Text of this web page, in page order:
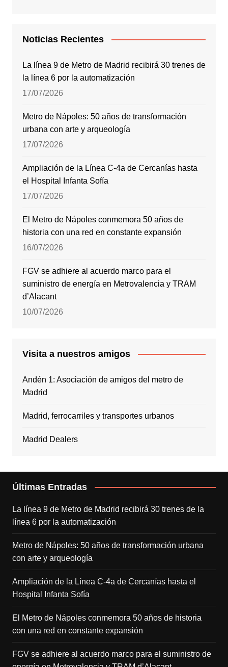
Noticias Recientes
La línea 9 de Metro de Madrid recibirá 30 trenes de
la línea 6 por la automatización
17/07/2026
Metro de Nápoles: 50 años de transformación
urbana con arte y arqueología
17/07/2026
Ampliación de la Línea C-4a de Cercanías hasta
el Hospital Infanta Sofía
17/07/2026
El Metro de Nápoles conmemora 50 años de
historia con una red en constante expansión
16/07/2026
FGV se adhiere al acuerdo marco para el
suministro de energía en Metrovalencia y TRAM
d’Alacant
10/07/2026
Visita a nuestros amigos
Andén 1: Asociación de amigos del metro de
Madrid
Madrid, ferrocarriles y transportes urbanos
Madrid Dealers
Últimas Entradas
La línea 9 de Metro de Madrid recibirá 30 trenes de la
línea 6 por la automatización
Metro de Nápoles: 50 años de transformación urbana
con arte y arqueología
Ampliación de la Línea C-4a de Cercanías hasta el
Hospital Infanta Sofía
El Metro de Nápoles conmemora 50 años de historia
con una red en constante expansión
FGV se adhiere al acuerdo marco para el suministro de